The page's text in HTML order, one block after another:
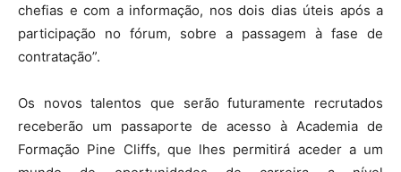
chefias e com a informação, nos dois dias úteis após a
participação no fórum, sobre a passagem à fase de
contratação”.
Os novos talentos que serão futuramente recrutados
receberão um passaporte de acesso à Academia de
Formação Pine Cliffs, que lhes permitirá aceder a um